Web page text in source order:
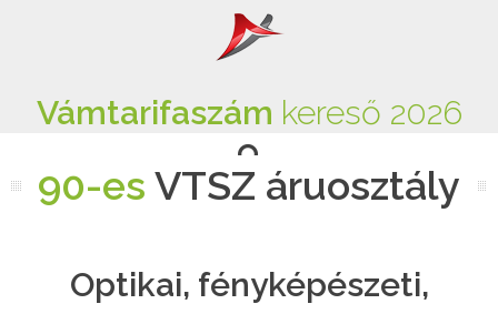
Vámtarifaszám kereső 2026
90-es VTSZ áruosztály
Optikai, fényképészeti,